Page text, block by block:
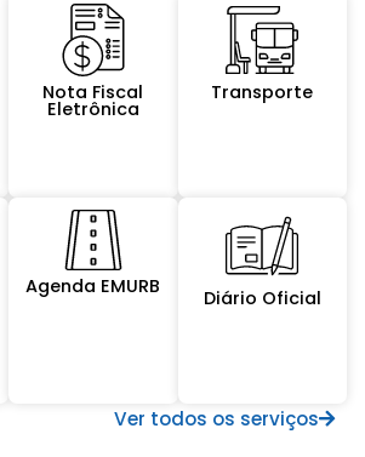
Nota Fiscal
Eletrônica
Transporte
Agenda EMURB Diário Oficial
Ver todos os serviços